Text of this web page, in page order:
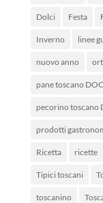
Dolci Festa
Inverno linee
nuovo anno
pane toscano DOC
pecorino toscano
prodotti
Ricetta ricette
Tipici toscani
toscanino